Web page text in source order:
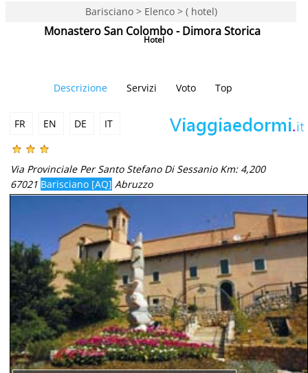
Barisciano > Elenco > ( hotel)
Monastero San Colombo - Dimora Storica
Hotel
Descrizione Servizi Voto Top
FR EN DE IT
Via Provinciale Per Santo Stefano Di Sessanio Km: 4,200
67021 Barisciano [AQ] Abruzzo